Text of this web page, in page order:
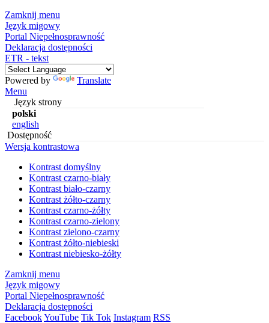
Zamknij menu
Język migowy
Portal Niepełnosprawność
Deklaracja dostępności
ETR - tekst
Powered by
Translate
Menu
Język strony
polski
english
Dostępność
Wersja kontrastowa
Kontrast domyślny
Kontrast czarno-biały
Kontrast biało-czarny
Kontrast żółto-czarny
Kontrast czarno-żółty
Kontrast czarno-zielony
Kontrast zielono-czarny
Kontrast żółto-niebieski
Kontrast niebiesko-żółty
Zamknij menu
Język migowy
Portal Niepełnosprawność
Deklaracja dostępności
FacebookYouTube Tik Tok Instagram RSS